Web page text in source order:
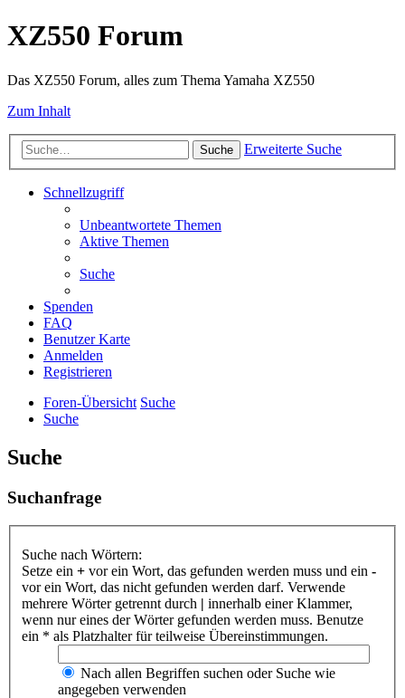
XZ550 Forum
Das XZ550 Forum, alles zum Thema Yamaha XZ550
Zum Inhalt
Suche Erweiterte Suche
Schnellzugriff
Unbeantwortete Themen
Aktive Themen
Suche
Spenden
FAQ
Benutzer Karte
Anmelden
Registrieren
Foren-Übersicht Suche
Suche
Suche
Suchanfrage
Suche nach Wörtern:
Setze ein + vor ein Wort, das gefunden werden muss und ein -
vor ein Wort, das nicht gefunden werden darf. Verwende
mehrere Wörter getrennt durch | innerhalb einer Klammer,
wenn nur eines der Wörter gefunden werden muss. Benutze
ein * als Platzhalter für teilweise Übereinstimmungen.
Nach allen Begriffen suchen oder Suche wie
angegeben verwenden